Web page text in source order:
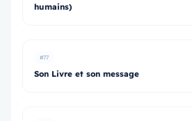
humains)
#77
Son Livre et son message